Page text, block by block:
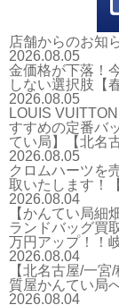
店舗からのお知
2026.08.05
金価格が下落！
しない選択肢【
2026.08.05
LOUIS
すすめの定番バ
てい局】【北名
2026.08.05
クロムハーツを
取いたします！
2026.08.04
【かんてい局細
ランドバッグ買
万円アップ！！
2026.08.04
【北名古屋/一
質屋かんてい局
2026.08.04